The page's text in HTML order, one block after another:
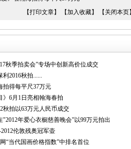
【打印文章】
【加入收藏】 【关闭本页
秋季拍卖会”专场中创新高价位成交
2016秋拍......
拍得每平尺37万元
》6月1日亮相翰海春拍
秋拍以63万元人民币成交
"2012年爱心衣橱慈善晚会"以99万元拍出
伦敦残奥冠军壶
“当代国画价格指数”中排名首位